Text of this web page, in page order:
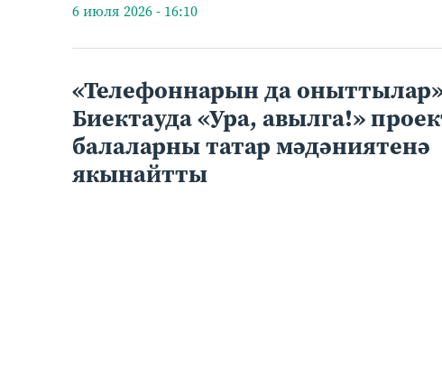
6 июля 2026 - 16:10
«Телефоннарын да
Биектауда «Ура, авылга!»
балаларны татар мәдәниятенә
якынайтты